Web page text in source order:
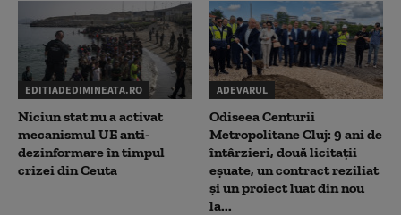
EDITIADEDIMINEATA.RO
Niciun stat nu a activat
mecanismul UE anti-
dezinformare în timpul
crizei din Ceuta
ADEVARUL
Odiseea Centurii
Metropolitane Cluj: 9 ani de
întârzieri, două licitații
eșuate, un contract reziliat
și un proiect luat din nou
la...